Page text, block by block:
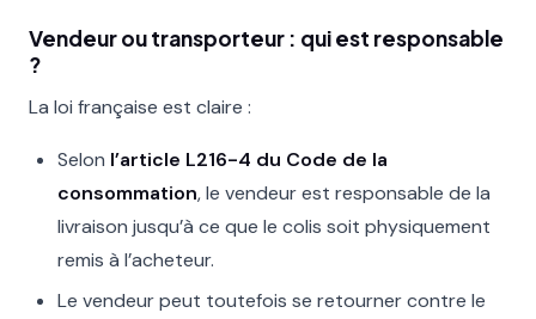
Vendeur ou transporteur : qui est responsable
?
La loi française est claire :
Selon l’article L216-4 du Code de la
consommation, le vendeur est responsable de la
livraison jusqu’à ce que le colis soit physiquement
remis à l’acheteur.
Le vendeur peut toutefois se retourner contre le